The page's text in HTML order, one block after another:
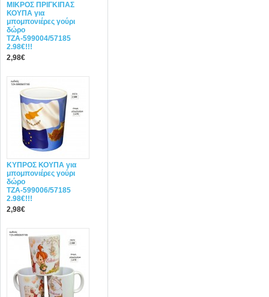
ΜΙΚΡΟΣ ΠΡΙΓΚΙΠΑΣ
ΚΟΥΠΑ για
μπομπονιέρες γούρι
δώρο
ΤΖΑ-599004/57185
2.98€!!!
2,98€
ΚΥΠΡΟΣ ΚΟΥΠΑ για
μπομπονιέρες γούρι
δώρο
ΤΖΑ-599006/57185
2.98€!!!
2,98€